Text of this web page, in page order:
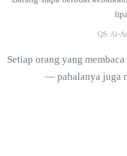
QS. Al-
Setiap orang yang
— pahalanya juga